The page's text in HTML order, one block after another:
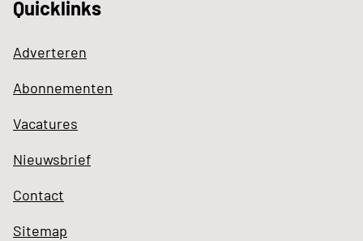
Quicklinks
Adverteren
Abonnementen
Vacatures
Nieuwsbrief
Contact
Sitemap